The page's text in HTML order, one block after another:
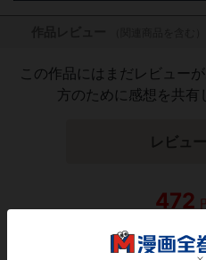
この作品にはまだレビュー
方のために感想を共有
レビュ
472
品